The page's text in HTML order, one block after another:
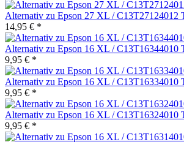
Alternativ zu Epson 27 XL / C13T27124012
14,95 € *
Alternativ zu Epson 16 XL / C13T16344010
9,95 € *
Alternativ zu Epson 16 XL / C13T16334010
9,95 € *
Alternativ zu Epson 16 XL / C13T16324010
9,95 € *